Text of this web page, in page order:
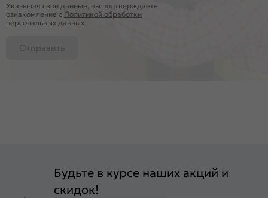
Указывая свои данные, вы подтверждаете
ознакомление c Политикой обработки
персональных данных
Отправить
Будьте в курсе наших акций и
скидок!